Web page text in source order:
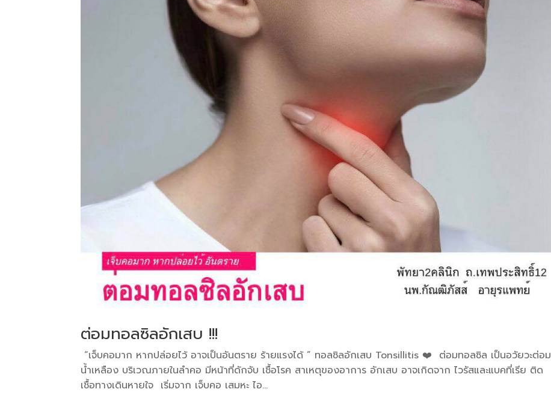
ต่อมทอลซิลอักเสบ !!!
“เจ็บคอมาก หากปล่อยไว้ อาจเป็นอันตราย ร้ายแรงได้ ” ทอลซิลอักเสบ Tonsillitis ❤️ ต่อมทอลซิล เป็นอวัยวะต่อม
น้ำเหลือง บริเวณภายในลำคอ มีหน้าที่ดักจับ เชื้อโรค สาเหตุของอาการ อักเสบ อาจเกิดจาก ไวรัสและแบคที่เรีย ติด
เชื้อทางเดินหายใจ เริ่มจาก เจ็บคอ เสมหะ ไอ...